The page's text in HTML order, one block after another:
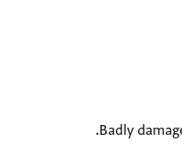
Badly